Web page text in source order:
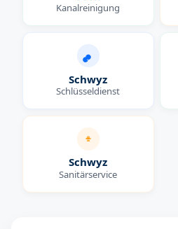
Kanalreinigung
Schwyz
Schlüsseldienst
Schwyz
Sanitärservice